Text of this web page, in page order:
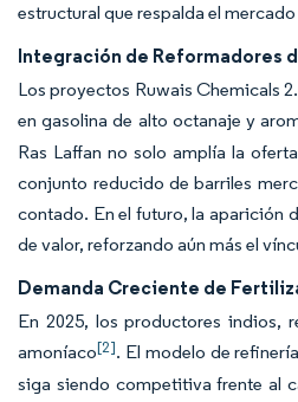
estructural que respalda el
Integración de Reformadores
Los proyectos Ruwais Chemicals
en gasolina de alto octanaje y
Ras Laffan no solo amplía la
conjunto reducido de barriles
contado. En el futuro, la aparición
de valor, reforzando aún más el
Demanda Creciente de
En 2025, los productores indios,
amoníaco[2]. El modelo de
siga siendo competitiva frente al